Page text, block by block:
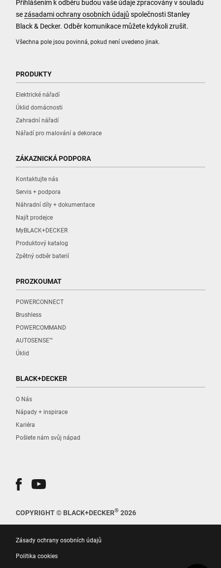
Všechna pole jsou povinná, pokud není uvedeno jinak.
Přihlášením k odběru budou vaše údaje zpracovány v souladu
sezásadami ochrany osobních údajů společnosti Stanley
Black & Decker. Odběr komunikace můžete kdykoli zrušit.
PRODUKTY
Elektrické nářadí
Úklid domácnosti
Zahradní nářadí
Nářadí pro malování a dekorace
ZÁKAZNICKÁ PODPORA
Kontaktujte nás
Servis + podpora
Náhradní díly + dokumentace
Najít prodejce
MyBLACK+DECKER
Produktový katalog
Zpětný odběr baterií
PROZKOUMAT
POWERCONNECT
Brushless
POWERCOMMAND
AUTOSENSE™
Úklid
BLACK+DECKER
O Nás
Nápady + inspirace
Kariéra
Pošlete nám svůj nápad
COPYRIGHT © BLACK+DECKER® 2026
Zásady ochrany osobních údajů
Politika cookies